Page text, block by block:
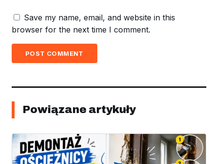
Save my name, email, and website in this
browser for the next time I comment.
POST COMMENT
Powiązane artykuły